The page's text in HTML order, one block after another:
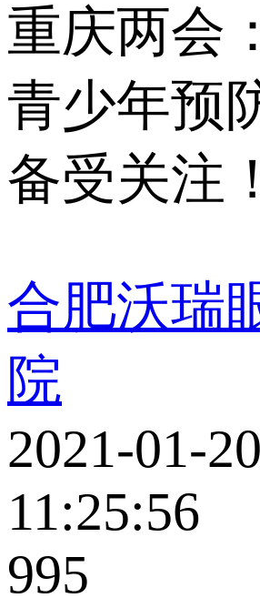
重庆两会
青少年预
备受关注！
合肥沃瑞
院
2021-01-20
11:25:56
995